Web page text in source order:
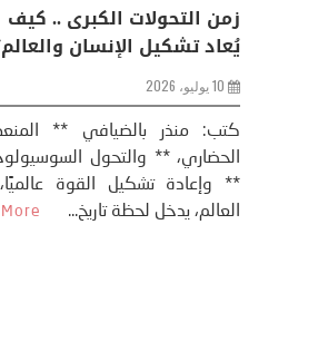
تحليل اخباري/ أمريكا وايران:
عودة الحرب .. و “هرمز”
الفرس
8 يوليو، 2026
تحليل – منذر بالضيافي عاد
الأمريكي دونالد ترامب إلى
ايران، وذلك ردا على ما اعتبره